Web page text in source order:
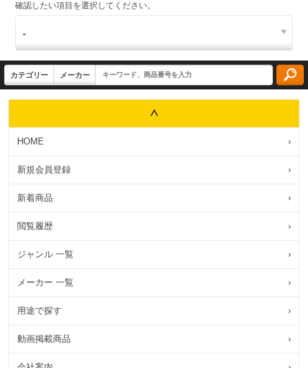
確認したい項目を選択してください。
HOME ›
新規会員登録 ›
新着商品 ›
閲覧履歴 ›
ジャンル 一覧 ›
メーカー 一覧 ›
用途で探す ›
動画掲載商品 ›